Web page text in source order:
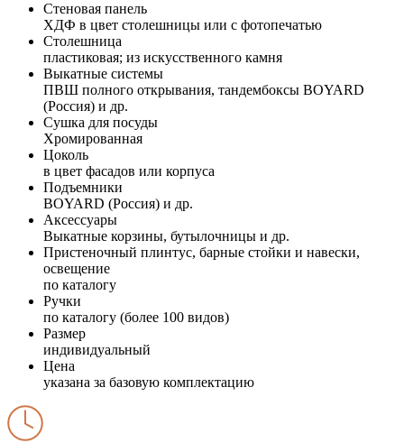
Стеновая панель
ХДФ в цвет столешницы или с фотопечатью
Столешница
пластиковая; из искусственного камня
Выкатные системы
ПВШ полного открывания, тандембоксы BOYARD
(Россия) и др.
Сушка для посуды
Хромированная
Цоколь
в цвет фасадов или корпуса
Подъемники
BOYARD (Россия) и др.
Аксессуары
Выкатные корзины, бутылочницы и др.
Пристеночный плинтус, барные стойки и навески,
освещение
по каталогу
Ручки
по каталогу (более 100 видов)
Размер
индивидуальный
Цена
указана за базовую комплектацию